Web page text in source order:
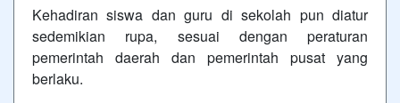
Kehadiran siswa dan guru di sekolah pun diatur
sedemikian rupa, sesuai dengan peraturan
pemerintah daerah dan pemerintah pusat yang
berlaku.